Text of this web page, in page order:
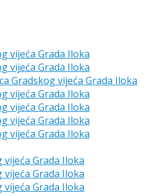
vijeća Grada Iloka
vijeća Grada Iloka
Gradskog vijeća Grada Iloka
vijeća Grada Iloka
vijeća Grada Iloka
vijeća Grada Iloka
vijeća Grada Iloka
vijeća Grada Iloka
vijeća Grada Iloka
vijeća Grada Iloka